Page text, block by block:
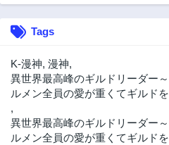
Tags
K-漫神, 漫神,
異世界最高峰のギルドリーダー
ルメン全員の愛が重くてギルド
,
異世界最高峰のギルドリーダー
ルメン全員の愛が重くてギルド